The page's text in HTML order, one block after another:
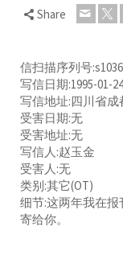
Share
信扫描序列号:s1036
写信日期:1995-01-24
写信地址:四川省成
受害日期:无
受害地址:无
写信人:赵玉金
受害人:无
类别:其它(OT)
细节:这两年我在
寄给你。